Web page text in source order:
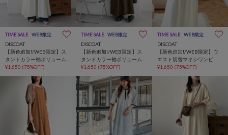
TIME SALE WEB限定
DISCOAT
【新色追加!/WEB限定】ス
タンドカラー袖ボリューム
ワンピース
¥1,650 (75%OFF)
TIME SALE WEB限定
DISCOAT
【新色追加!/WEB限定】ス
タンドカラー袖ボリューム
ワンピース
¥1,650 (75%OFF)
TIME SALE WEB限定
DISCOAT
【新色追加!/WEB限定】ウ
エスト切替マキシワンピ
¥1,650 (75%OFF)